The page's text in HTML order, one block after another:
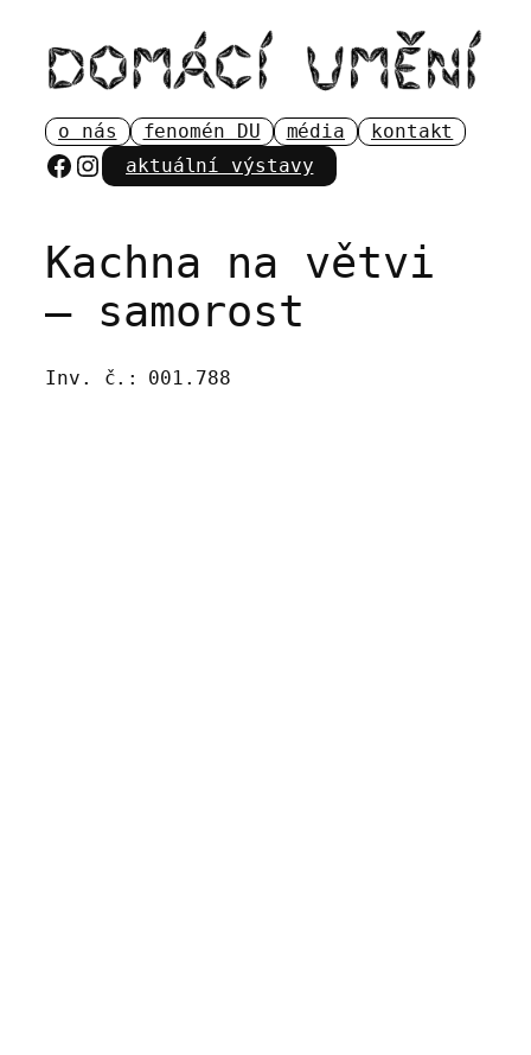
obsah
o nás fenomén DU média kontakt
Facebook
Instagram
aktuální výstavy
Kachna na větvi
– samorost
Inv. č.: 001.788